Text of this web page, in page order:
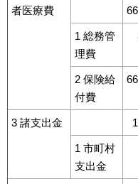
者医療費
1 総務管
理費
2 保険給
付費
3 諸支出金
1 市町村
支出金